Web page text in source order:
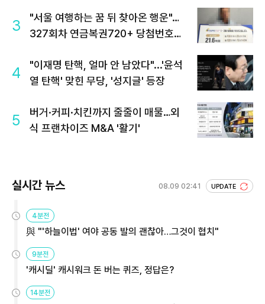
3
"서울 여행하는 꿈 뒤 찾아온 행운"…
327회차 연금복권720+ 당첨번호조
4
"이재명 탄핵, 얼마 안 남았다"...'윤석
열 탄핵' 맞힌 무당, '성지글' 등장
5
버거·커피·치킨까지 줄줄이 매물…외
식 프랜차이즈 M&A '활기'
실시간 뉴스 08.09 02:41 UPDATE
4분전
與 "'하늘이법' 여야 공동 발의 괜찮아…그것이 협치"
9분전
'캐시딜' 캐시워크 돈 버는 퀴즈, 정답은?
14분전